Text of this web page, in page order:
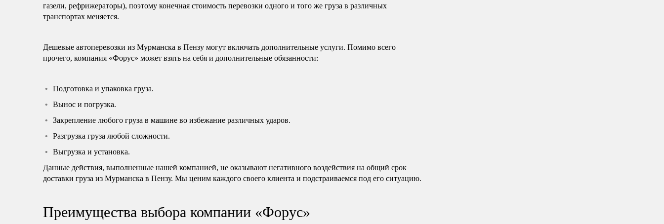
газели, рефрижераторы), поэтому конечная стоимость перевозки одного и того же груза в различных
транспортах меняется.
Дешевые автоперевозки из Мурманска в Пензу могут включать дополнительные услуги. Помимо всего
прочего, компания «Форус» может взять на себя и дополнительные обязанности:
Подготовка и упаковка груза.
Вынос и погрузка.
Закрепление любого груза в машине во избежание различных ударов.
Разгрузка груза любой сложности.
Выгрузка и установка.
Данные действия, выполненные нашей компанией, не оказывают негативного воздействия на общий срок
доставки груза из Мурманска в Пензу. Мы ценим каждого своего клиента и подстраиваемся под его ситуацию.
Преимущества выбора компании «Форус»